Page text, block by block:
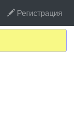
Регистрация